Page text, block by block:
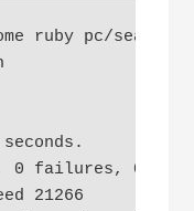
ruby pc/
0 failures, 0
21266